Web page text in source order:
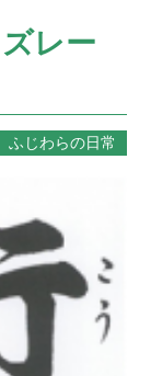
レー
ふじわらの日常